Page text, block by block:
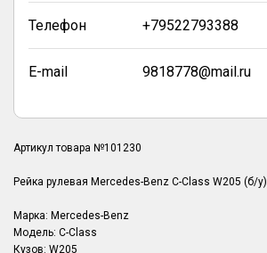
Телефон +79522793388
E-mail 9818778@mail.ru
Артикул товара №101230
Рейка рулевая Mercedes-Benz C-Class W205 (б/у)
Марка: Mercedes-Benz
Модель: C-Class
Кузов: W205